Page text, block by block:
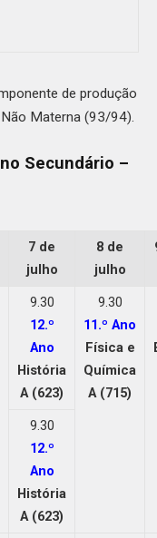
de produção
Materna (93/94).
Secundário –
7 de
julho
8 de
julho
9.30
12.º
Ano
História
A (623)
9.30
11.º Ano
Física e
Química
A (715)
9.30
12.º
Ano
História
A (623)